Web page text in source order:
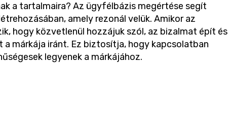
a tartalmaira? Az ügyfélbázis megértése segít
amely rezonál velük. Amikor az
hogy közvetlenül hozzájuk szól, az bizalmat épít és
márkája iránt. Ez biztosítja, hogy kapcsolatban
legyenek a márkájához.